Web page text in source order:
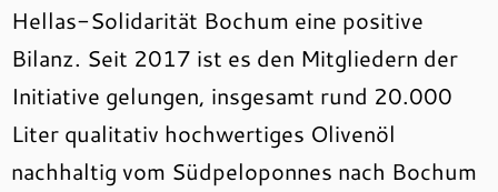
Hellas-Solidarität Bochum eine positive
Bilanz. Seit 2017 ist es den Mitgliedern der
Initiative gelungen, insgesamt rund 20.000
Liter qualitativ hochwertiges Olivenöl
nachhaltig vom Südpeloponnes nach Bochum